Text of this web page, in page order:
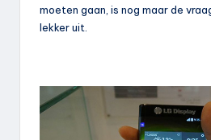
moeten gaan, is nog maar de
lekker uit.